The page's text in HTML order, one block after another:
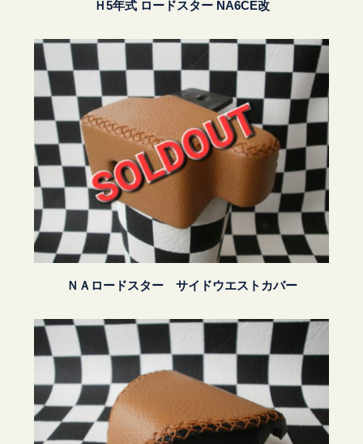
Ｈ5年式 ロードスター NA6CE改
ＮＡロードスター サイドウエストカバー